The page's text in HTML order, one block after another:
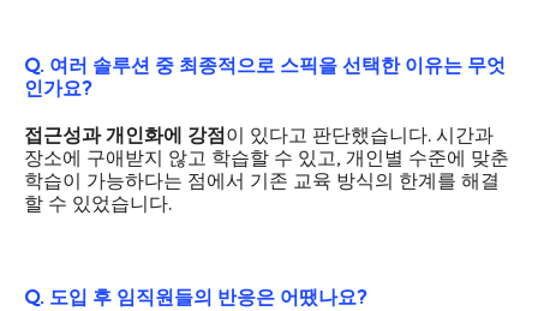
Q. 여러 솔루션 중 최종적으로 스픽을 선택한 이유는 무엇
인가요?
접근성과 개인화에 강점 이 있다고 판단했습니다. 시간과
장소에 구애받지 않고 학습할 수 있고, 개인별 수준에 맞춘
학습이 가능하다는 점에서 기존 교육 방식의 한계를 해결
할 수 있었습니다.
Q. 도입 후 임직원들의 반응은 어땠나요?